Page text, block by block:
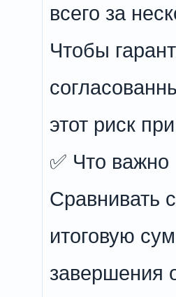
всего за
Чтобы
этот риск
✅ Что важно
Сравнивать
итоговую
завершения